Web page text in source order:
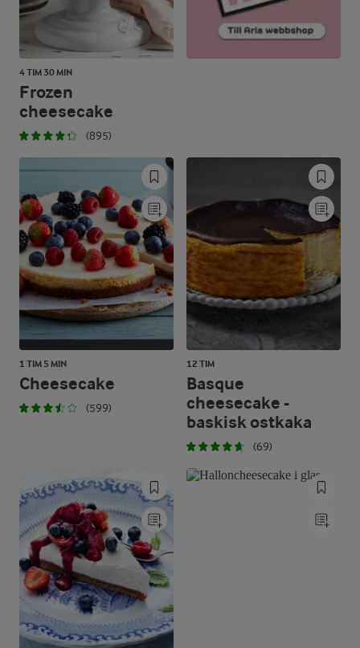
4 TIM 30 MIN
Frozen
cheesecake
(895)
1 TIM 5 MIN
Cheesecake
(599)
12 TIM
Basque
cheesecake -
baskisk ostkaka
(69)